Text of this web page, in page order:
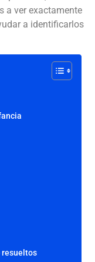
a ver exactamente
a identificarlos
resueltos